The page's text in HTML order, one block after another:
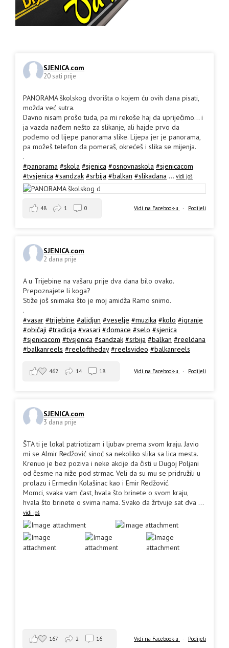
SJENICA.com
20 sati prije
PANORAMA školskog dvorišta o kojem ću ovih dana pisati,
možda već sutra.
Davno nisam prošo tuda, pa mi rekoše haj da upriječimo... i
ja vazda nađem nešto za slikanje, ali hajde prvo da
pođemo od lijepe panorama slike. Lijepa jer je panorama,
pa možeš telefon da pomeraš, okrećeš i slika se mijenja.
.
#panorama #skola #sjenica #osnovnaskola #sjenicacom
#tvsjenica #sandzak #srbija #balkan #slikadana ... vidi još
Vidi na Facebook-u · Podijeli
48 1 0
SJENICA.com
2 dana prije
A u Trijebine na vašaru prije dva dana bilo ovako.
Prepoznajete li koga?
Stiže još snimaka što je moj amidža Ramo snimo.
.
#vasar #trijebine #alidjun #veselje #muzika #kolo #igranje
#običaji #tradicija #vasari #domace #selo #sjenica
#sjenicacom #tvsjenica #sandzak #srbija #balkan #reeldana
#balkanreels #reeloftheday #reelsvideo #balkanreels
Vidi na Facebook-u · Podijeli
462 14 18
SJENICA.com
3 dana prije
ŠTA ti je lokal patriotizam i ljubav prema svom kraju. Javio
mi se Almir Redžović sinoć sa nekoliko slika sa lica mesta.
Krenuo je bez poziva i neke akcije da čisti u Dugoj Poljani
od česme na niže pod strmac. Veli da su mu se pridružili u
prolazu i Ermedin Kolašinac kao i Emir Redžović.
Momci, svaka vam čast, hvala što brinete o svom kraju,
hvala što brinete o svima nama. Svako da žrtvuje sat dva ...
vidi još
Vidi na Facebook-u · Podijeli
167 2 16